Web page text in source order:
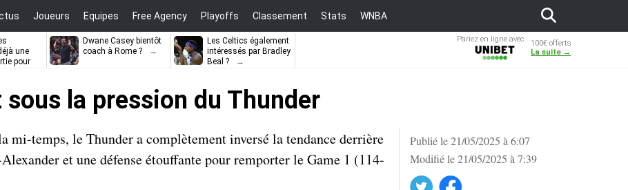
Joueurs Equipes Free Agency Playoffs Classement Stats WNBA
une
pour
Dwane Casey bientôt
coach à Rome ?
Les Celtics également
intéressés par Bradley
Beal ?
Pariez en ligne avec
100€ offerts
La suite →
la pression du Thunder
Publié le 21/05/2025 à 6:07
Modifié le 21/05/2025 à 7:39
Facebook
mi-temps, le Thunder a complètement inversé la tendance derrière
et une défense étouffante pour remporter le Game 1 (114-